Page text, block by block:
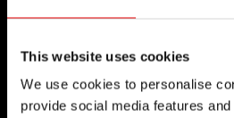
This website uses cookies
We use cookies to personalise
provide social media features